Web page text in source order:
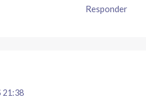
Responder
21:38